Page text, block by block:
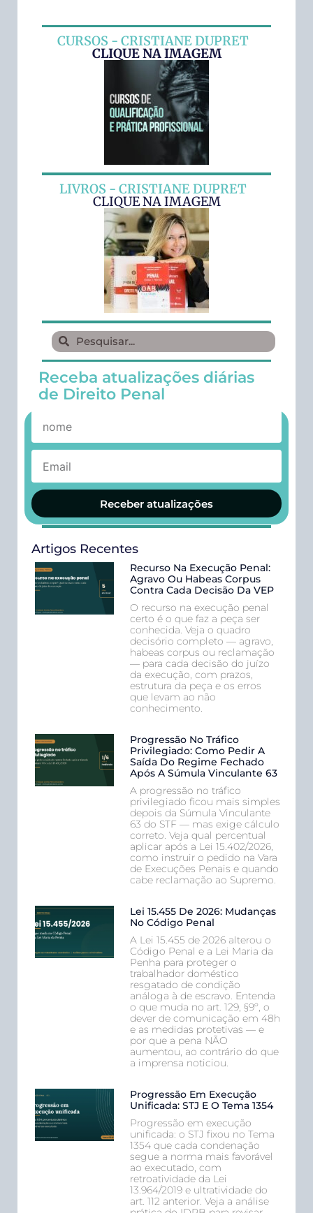
CURSOS - CRISTIANE DUPRET
CLIQUE NA IMAGEM
LIVROS - CRISTIANE DUPRET
CLIQUE NA IMAGEM
Receba atualizações diárias
de Direito Penal
Receber atualizações
Artigos Recentes
Recurso Na Execução Penal:
Agravo Ou Habeas Corpus
Contra Cada Decisão Da VEP
O recurso na execução penal
certo é o que faz a peça ser
conhecida. Veja o quadro
decisório completo — agravo,
habeas corpus ou reclamação
— para cada decisão do juízo
da execução, com prazos,
estrutura da peça e os erros
que levam ao não
conhecimento.
Progressão No Tráfico
Privilegiado: Como Pedir A
Saída Do Regime Fechado
Após A Súmula Vinculante 63
A progressão no tráfico
privilegiado ficou mais simples
depois da Súmula Vinculante
63 do STF — mas exige cálculo
correto. Veja qual percentual
aplicar após a Lei 15.402/2026,
como instruir o pedido na Vara
de Execuções Penais e quando
cabe reclamação ao Supremo.
Lei 15.455 De 2026: Mudanças
No Código Penal
A Lei 15.455 de 2026 alterou o
Código Penal e a Lei Maria da
Penha para proteger o
trabalhador doméstico
resgatado de condição
análoga à de escravo. Entenda
o que muda no art. 129, §9º, o
dever de comunicação em 48h
e as medidas protetivas — e
por que a pena NÃO
aumentou, ao contrário do que
a imprensa noticiou.
Progressão Em Execução
Unificada: STJ E O Tema 1354
Progressão em execução
unificada: o STJ fixou no Tema
1354 que cada condenação
segue a norma mais favorável
ao executado, com
retroatividade da Lei
13.964/2019 e ultratividade do
art. 112 anterior. Veja a análise